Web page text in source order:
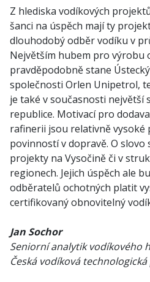
Z hlediska vodíkových
šanci na úspěch mají ty
dlouhodobý odběr vodíku v
Největším hubem pro výrobu
pravděpodobně stane
společnosti Orlen Unipetrol,
je také v současnosti největší
republice. Motivací pro
rafinerii jsou relativně vysoké
povinností v dopravě. O slovo
projekty na Vysočině či v
regionech. Jejich úspěch ale
odběratelů ochotných platit
certifikovaný obnovitelný
Jan Sochor
Seniorní analytik vodíkového
Česká vodíková